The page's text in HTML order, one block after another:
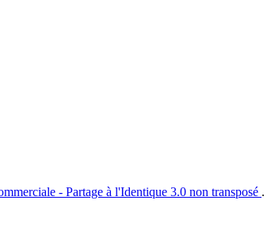
- Partage à l'Identique 3.0 non transposé .